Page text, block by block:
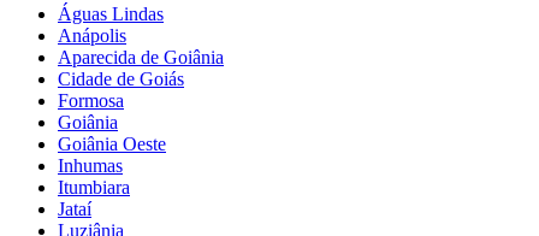
Águas Lindas
Anápolis
Aparecida de Goiânia
Cidade de Goiás
Formosa
Goiânia
Goiânia Oeste
Inhumas
Itumbiara
Jataí
Luziânia